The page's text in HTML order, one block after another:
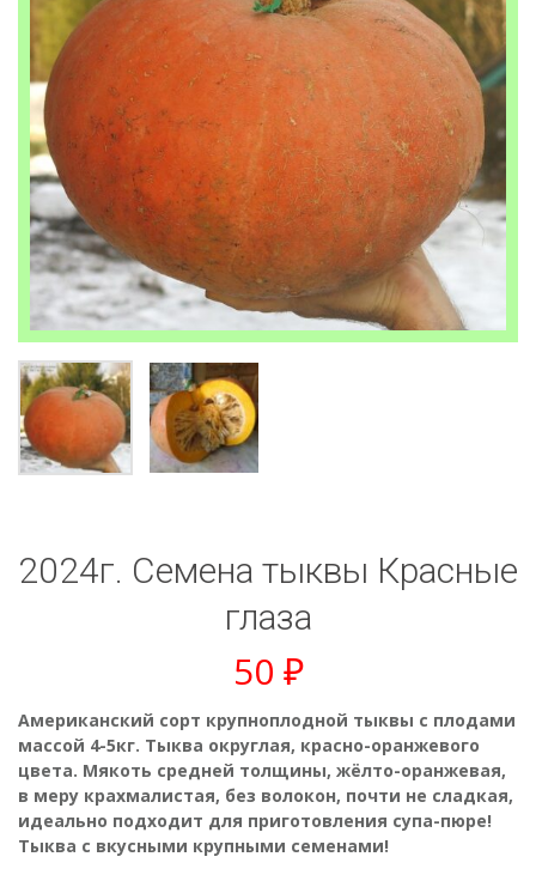
2024г. Семена тыквы Красные
глаза
50 ₽
Американский сорт крупноплодной тыквы с плодами
массой 4-5кг. Тыква округлая, красно-оранжевого
цвета. Мякоть средней толщины, жёлто-оранжевая,
в меру крахмалистая, без волокон, почти не сладкая,
идеально подходит для приготовления супа-пюре!
Тыква с вкусными крупными семенами!